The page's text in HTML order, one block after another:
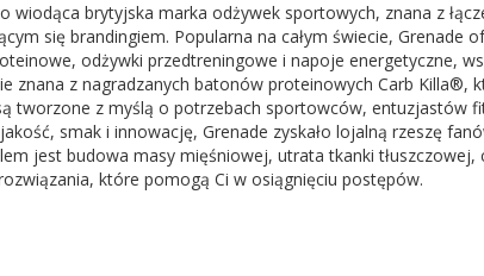
wiodąca brytyjska marka odżywek sportowych, znana z
się brandingiem. Popularna na całym świecie,
odżywki przedtreningowe i napoje energetyczne,
znana z nagradzanych batonów proteinowych Carb Killa®,
tworzone z myślą o potrzebach sportowców, entuzjastów
smak i innowację, Grenade zyskało lojalną rzeszę
jest budowa masy mięśniowej, utrata tkanki
które pomogą Ci w osiągnięciu postępów.